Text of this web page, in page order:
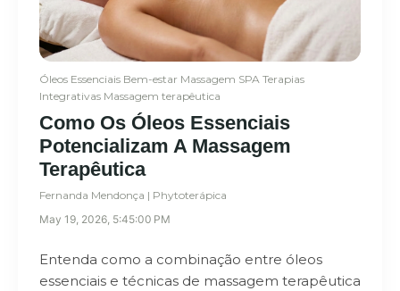
Óleos Essenciais Bem-estar Massagem SPA Terapias
Integrativas Massagem terapêutica
Como Os Óleos Essenciais
Potencializam A Massagem
Terapêutica
Fernanda Mendonça | Phytoterápica
May 19, 2026, 5:45:00 PM
Entenda como a combinação entre óleos
essenciais e técnicas de massagem terapêutica